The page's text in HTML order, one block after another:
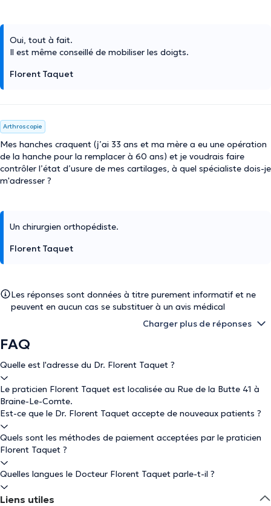
Oui, tout à fait.
Il est même conseillé de mobiliser les doigts.
Florent Taquet
Arthroscopie
Mes hanches craquent (j’ai 33 ans et ma mère a eu une opération
de la hanche pour la remplacer à 60 ans) et je voudrais faire
contrôler l’état d’usure de mes cartilages, à quel spécialiste dois-je
m'adresser ?
Un chirurgien orthopédiste.
Florent Taquet
Les réponses sont données à titre purement informatif et ne
peuvent en aucun cas se substituer à un avis médical
Charger plus de réponses
FAQ
Quelle est l'adresse du Dr. Florent Taquet ?
Le praticien Florent Taquet est localisée au Rue de la Butte 41 à
Braine-Le-Comte.
Est-ce que le Dr. Florent Taquet accepte de nouveaux patients ?
Quels sont les méthodes de paiement acceptées par le praticien
Florent Taquet ?
Quelles langues le Docteur Florent Taquet parle-t-il ?
Liens utiles